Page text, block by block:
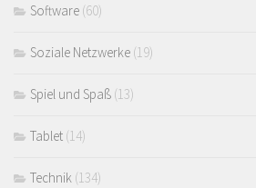
Software (60)
Soziale Netzwerke (19)
Spiel und Spaß (13)
Tablet (14)
Technik (134)